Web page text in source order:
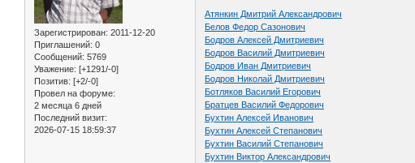
Зарегистрирован: 2011-12-20
Приглашений: 0
Сообщений: 5769
Уважение: [+1291/-0]
Позитив: [+2/-0]
Провел на форуме:
2 месяца 6 дней
Последний визит:
2026-07-15 18:59:37
Атянкин Дмитрий Александрович
Белов Федор Сазонович
Бодров Алексей Дмитриевич
Бодров Василий Дмитриевич
Бодров Иван Дмитриевич
Бодров Николай Дмитриевич
Ботляков Василий Егорович
Братцев Василий Федорович
Бухтин Алексей Иванович
Бухтин Алексей Степанович
Бухтин Василий Степанович
Бухтин Виктор Александрович